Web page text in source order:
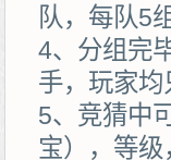
队，每队5
4、分组完
手，玩家
5、竞猜中
宝），等